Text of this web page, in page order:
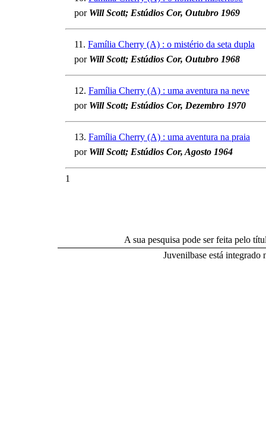
por Will Scott; Estúdios Cor, Outubro 1969
11. Família Cherry (A) : o mistério da seta dupla
por Will Scott; Estúdios Cor, Outubro 1968
12. Família Cherry (A) : uma aventura na neve
por Will Scott; Estúdios Cor, Dezembro 1970
13. Família Cherry (A) : uma aventura na praia
por Will Scott; Estúdios Cor, Agosto 1964
1
A sua pesquisa pode ser feita pelo
Juvenilbase está